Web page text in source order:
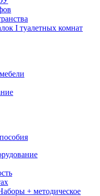
I туалетных комнат
+ методическое